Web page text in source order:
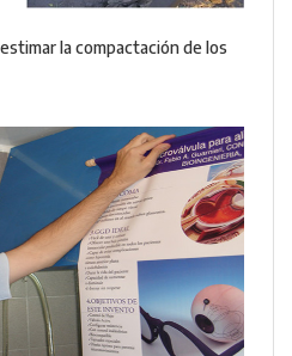
la compactación de los